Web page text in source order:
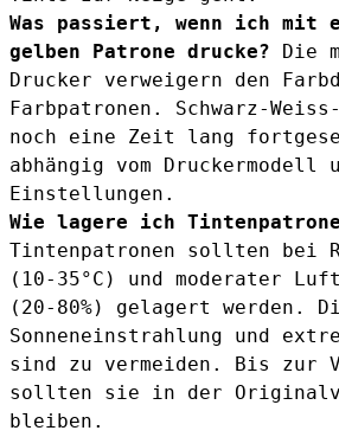
Was passiert, wenn ich mit
gelben Patrone drucke? Die
Drucker verweigern den
Farbpatronen. Schwarz-
noch eine Zeit lang
abhängig vom Druckermodell
Einstellungen.
Wie lagere ich
Tintenpatronen sollten bei
(10-35°C) und moderater
(20-80%) gelagert werden.
Sonneneinstrahlung und
sind zu vermeiden. Bis zur
sollten sie in der
bleiben.